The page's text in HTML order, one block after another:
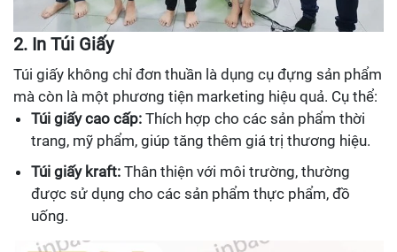
2. In Túi Giấy
Túi giấy không chỉ đơn thuần là dụng cụ đựng sản phẩm
mà còn là một phương tiện marketing hiệu quả. Cụ thể:
Túi giấy cao cấp: Thích hợp cho các sản phẩm thời
trang, mỹ phẩm, giúp tăng thêm giá trị thương hiệu.
Túi giấy kraft: Thân thiện với môi trường, thường
được sử dụng cho các sản phẩm thực phẩm, đồ
uống.